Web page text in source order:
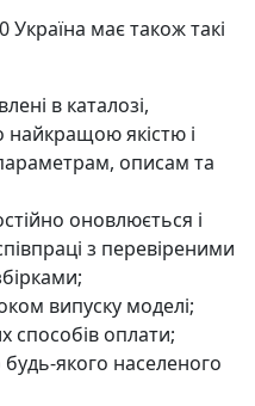
має також такі
в каталозі,
найкращою якістю і
описам та
оновлюється і
з перевіреними
випуску моделі;
способів оплати;
якого населеного